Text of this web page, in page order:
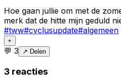
Hoe gaan jullie om met de
merk dat de hitte mijn geduld
#tww#cyclusupdate#algemeen
+
💬 3 ↗ Delen
3 reacties